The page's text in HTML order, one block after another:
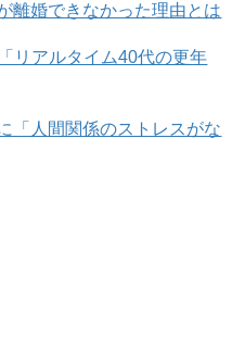
離婚できなかった理由とは
リアルタイム40代の更年
「人間関係のストレスがな